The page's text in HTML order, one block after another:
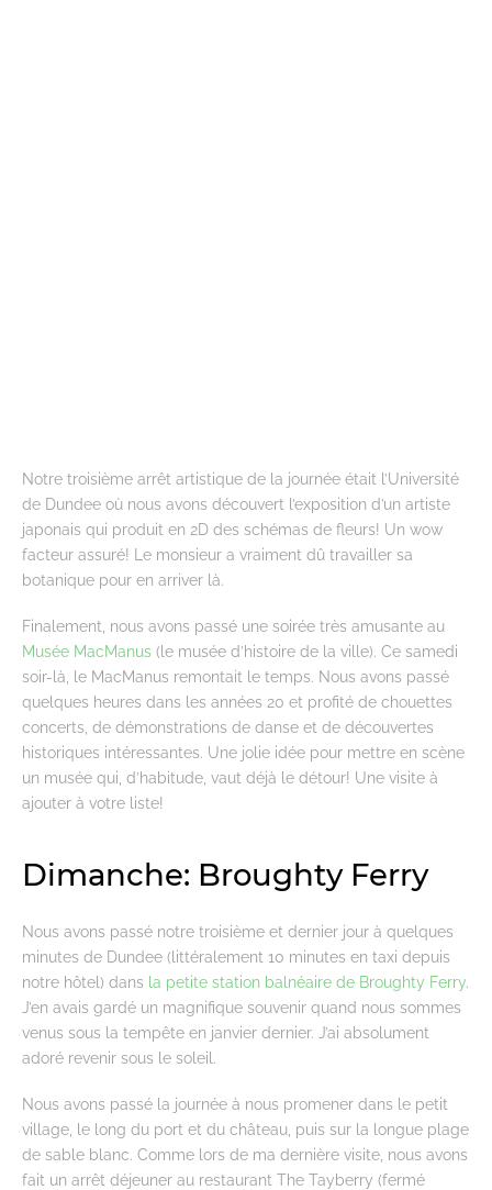
Notre troisième arrêt artistique de la journée était l’Université
de Dundee où nous avons découvert l’exposition d’un artiste
japonais qui produit en 2D des schémas de fleurs! Un wow
facteur assuré! Le monsieur a vraiment dû travailler sa
botanique pour en arriver là.
Finalement, nous avons passé une soirée très amusante au
Musée MacManus (le musée d’histoire de la ville). Ce samedi
soir-là, le MacManus remontait le temps. Nous avons passé
quelques heures dans les années 20 et profité de chouettes
concerts, de démonstrations de danse et de découvertes
historiques intéressantes. Une jolie idée pour mettre en scène
un musée qui, d’habitude, vaut déjà le détour! Une visite à
ajouter à votre liste!
Dimanche: Broughty Ferry
Nous avons passé notre troisième et dernier jour à quelques
minutes de Dundee (littéralement 10 minutes en taxi depuis
notre hôtel) dans la petite station balnéaire de Broughty Ferry.
J’en avais gardé un magnifique souvenir quand nous sommes
venus sous la tempête en janvier dernier. J’ai absolument
adoré revenir sous le soleil.
Nous avons passé la journée à nous promener dans le petit
village, le long du port et du château, puis sur la longue plage
de sable blanc. Comme lors de ma dernière visite, nous avons
fait un arrêt déjeuner au restaurant The Tayberry (fermé